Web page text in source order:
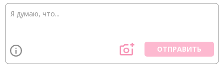
ОТПРАВИТЬ